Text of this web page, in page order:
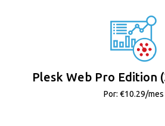
Plesk Web Pro Edition
Por: €10.29/mes